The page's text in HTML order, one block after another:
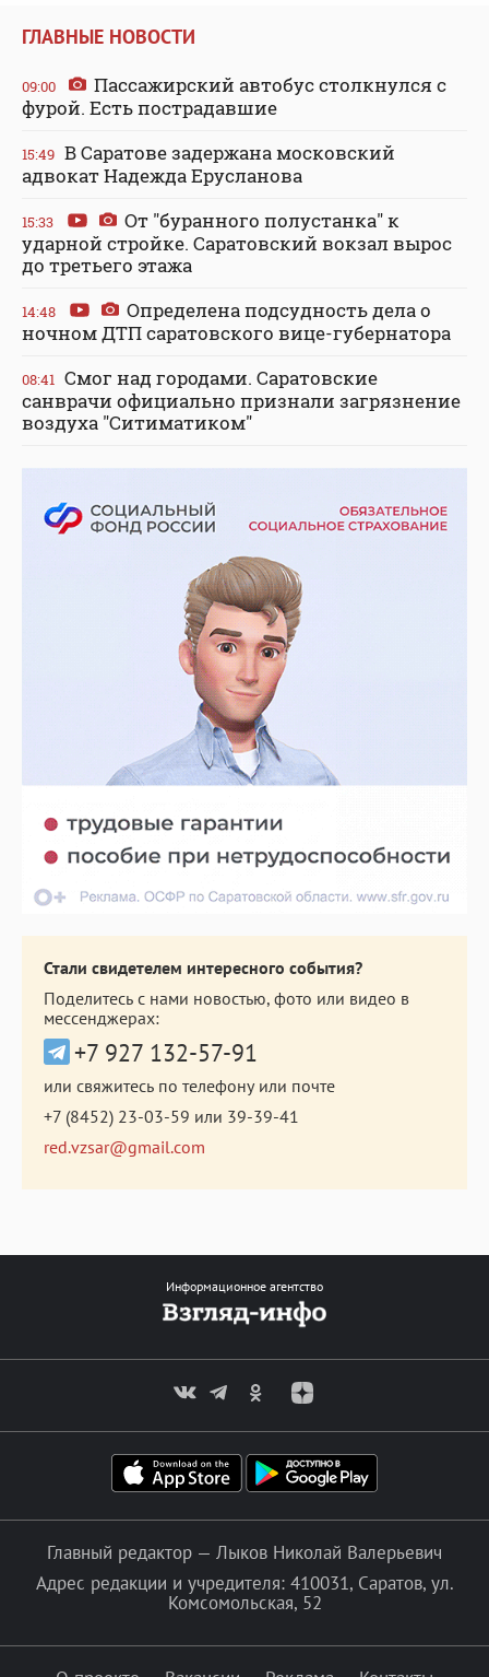
ГЛАВНЫЕ НОВОСТИ
09:00
Пассажирский автобус столкнулся с
фурой. Есть пострадавшие
15:49 В Саратове задержана московский
адвокат Надежда Ерусланова
15:33
От "буранного полустанка" к
ударной стройке. Саратовский вокзал вырос
до третьего этажа
14:48
Определена подсудность дела о
ночном ДТП саратовского вице-губернатора
08:41 Смог над городами. Саратовские
санврачи официально признали загрязнение
воздуха "Ситиматиком"
Стали свидетелем интересного события?
Поделитесь с нами новостью, фото или видео в
мессенджерах:
+7 927 132-57-91
или свяжитесь по телефону или почте
+7 (8452) 23-03-59 или 39-39-41
red.vzsar@gmail.com
Информационное агентство
Главный редактор — Лыков Николай Валерьевич
Адрес редакции и учредителя: 410031, Саратов, ул.
Комсомольская, 52